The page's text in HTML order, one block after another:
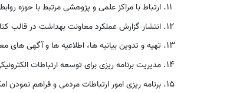
ارتباط با مراکز علمی و پژوهشی مرتبط با حوزه
انتشار گزارش عملکرد معاونت بهداشت در قالب
تهیه و تدوین بیانیه ها، اطلاعیه ها و آگهی
مدیریت برنامه ریزی برای توسعه ارتباطات
برنامه ریزی امور ارتباطات مردمی و فراهم